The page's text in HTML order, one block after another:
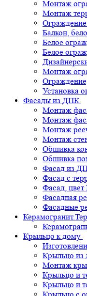
Монтаж
Монтаж
Балкон,
Белое
Белое
Монтаж
Установка
Фасады из ДПК
Монтаж
Монтаж
Монтаж
Монтаж
Обшивка
Обшивка
Фасад из
Фасад с
Фасад,
Фасадная
Фасадные
Крыльцо к дому
Крыльцо из
Монтаж
Крыльцо и
Крыльцо и